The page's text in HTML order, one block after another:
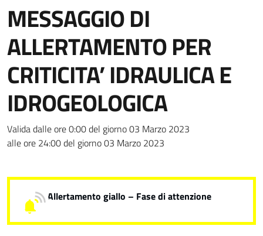
MESSAGGIO DI
ALLERTAMENTO PER
CRITICITA’ IDRAULICA E
IDROGEOLOGICA
Dettagli della notizia
Valida dalle ore 0:00 del giorno 03 Marzo 2023
alle ore 24:00 del giorno 03 Marzo 2023
Allertamento giallo – Fase di attenzione